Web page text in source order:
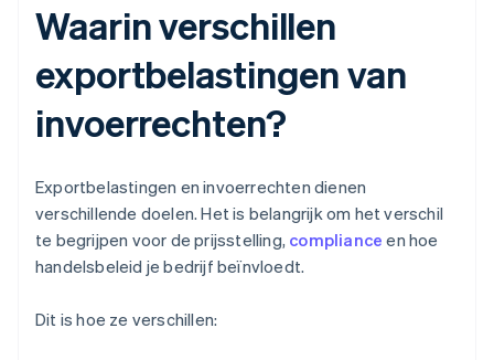
Waarin verschillen
exportbelastingen van
invoerrechten?
Exportbelastingen en invoerrechten dienen
verschillende doelen. Het is belangrijk om het verschil
te begrijpen voor de prijsstelling, compliance en hoe
handelsbeleid je bedrijf beïnvloedt.
Dit is hoe ze verschillen: